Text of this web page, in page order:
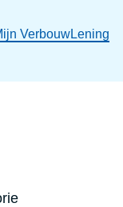
VerbouwLening